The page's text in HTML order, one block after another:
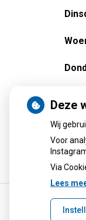
Deze
Wij
Voor
Via
Lees